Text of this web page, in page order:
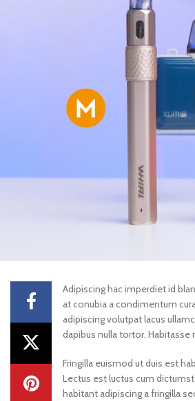
Adipiscing hac imperdiet id
at conubia a condimentum
adipiscing volutpat lacus
dapibus nulla tortor. Habitasse
Fringilla euismod ut duis est
Lectus est luctus cum
habitant adipiscing a fringilla